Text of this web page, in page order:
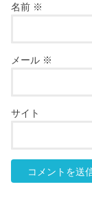
名前 ※
メール ※
サイト